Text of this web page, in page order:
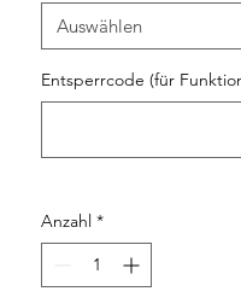
Auswählen
Entsperrcode (für
Anzahl *